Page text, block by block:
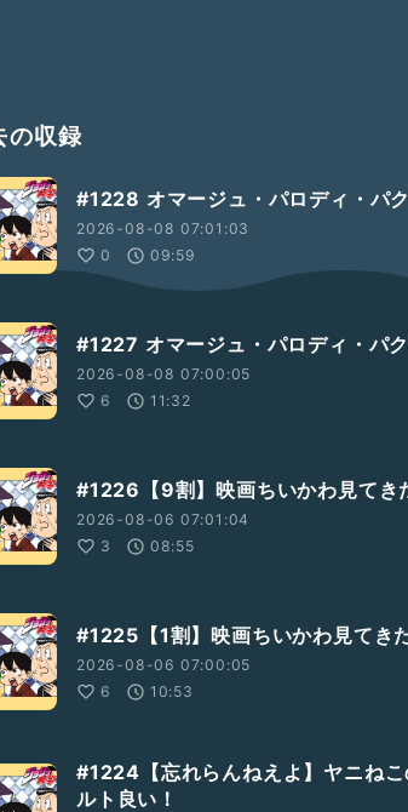
の収録
#1228 オマージュ・パロディ・パ
2026-08-08 07:01:03
0
09:59
#1227 オマージュ・パロディ・パ
2026-08-08 07:00:05
6
11:32
#1226【9割】映画ちいかわ見てき
2026-08-06 07:01:04
3
08:55
#1225【1割】映画ちいかわ見てき
2026-08-06 07:00:05
6
10:53
#1224【忘れらんねえよ】ヤニね
ルト良い！